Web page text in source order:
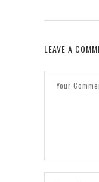
LEAVE A